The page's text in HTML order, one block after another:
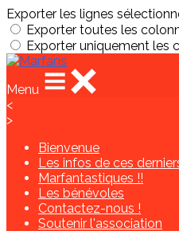
Exporter les lignes
Exporter toutes les
Exporter uniquement les
Menu
<
>
Bienvenue
Les infos de ces
Marfantastiques !!
Les bénévoles
Contactez-nous !
Soutenir l'association